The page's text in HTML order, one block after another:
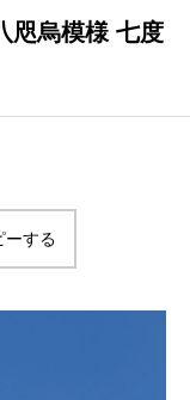
咫烏模様 七度
ーする